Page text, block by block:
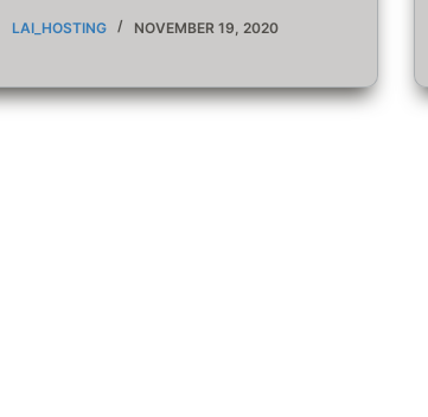
LAI_HOSTING NOVEMBER 19, 2020